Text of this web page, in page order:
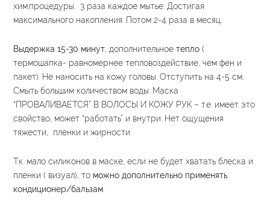
хим.процедуры. 3 раза каждое мытье. Достигая
максимального накопления. Потом 2-4 раза в месяц.
Выдержка 15-30 минут, дополнительное тепло(
термошапка- равномернее тепловоздействие, чем фен и
пакет). Не наносить на кожу головы. Отступить на 4-5 см.
Смыть большим количеством воды. Маска
“ПРОВАЛИВАЕТСЯ” В ВОЛОСЫ И КОЖУ РУК – т.е. имеет это
свойство, может “работать” и внутри. Нет ощущения
тяжести, пленки и жирности.
Т.к. мало силиконов в маске, если не будет хватать блеска и
пленки ( визуал), то можно дополнительно применять
кондиционер/бальзам.